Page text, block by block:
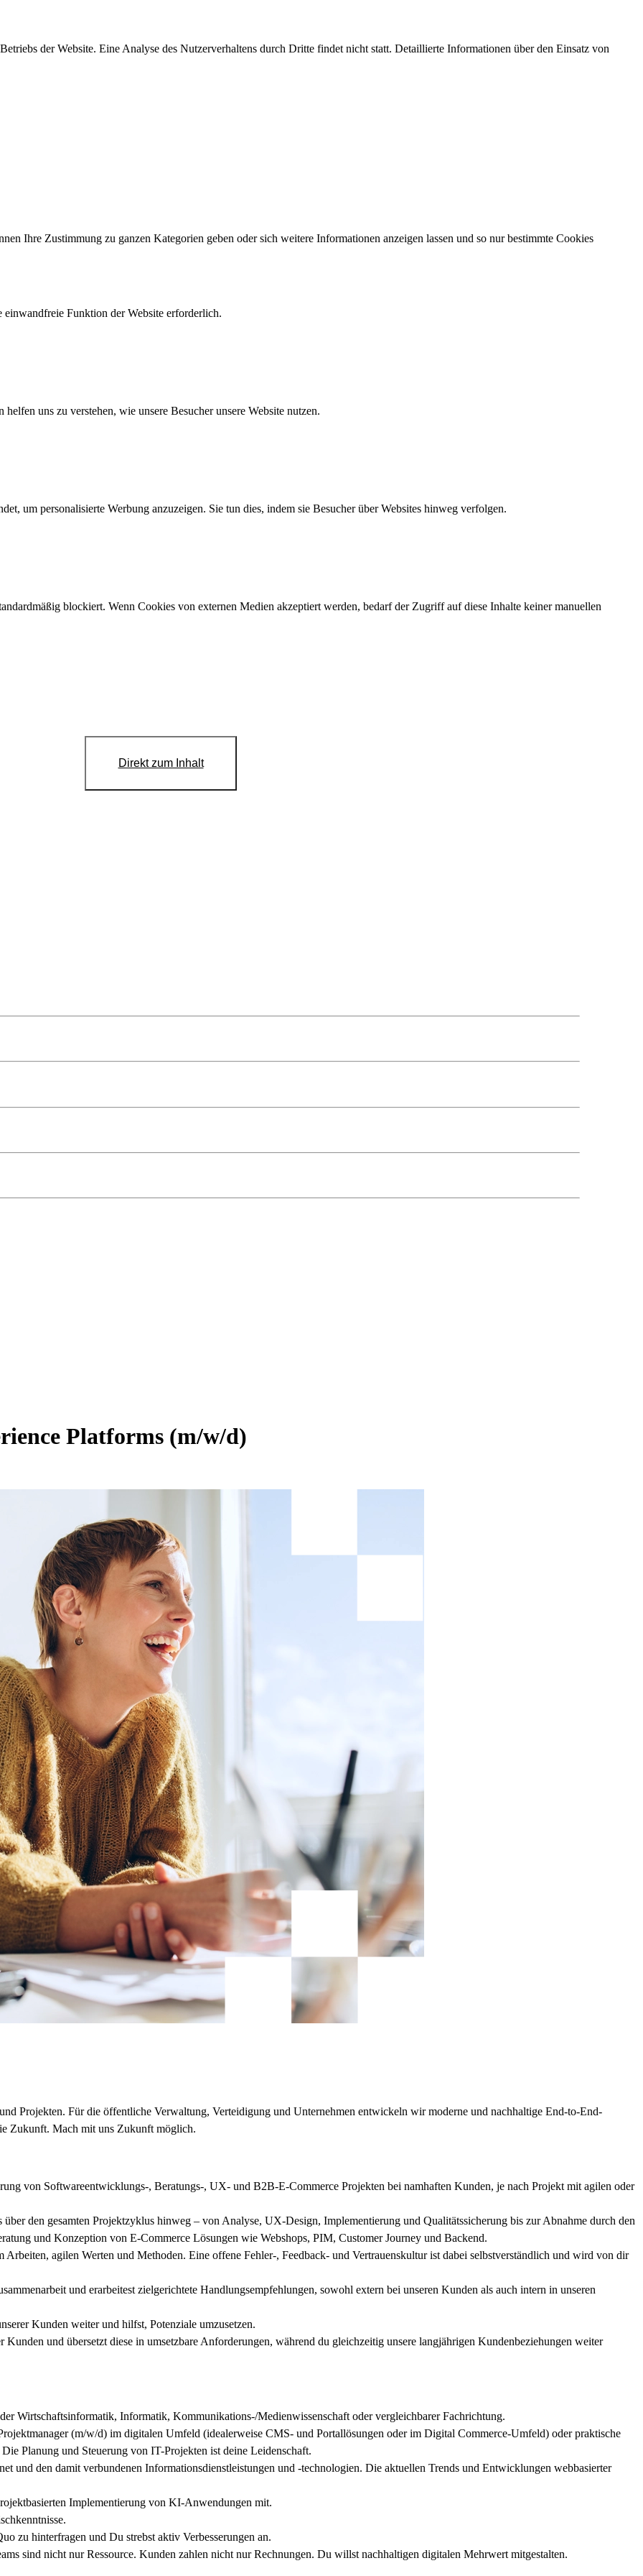
der Website. Eine Analyse des Nutzerverhaltens durch Dritte findet nicht statt. Detaillierte Informationen über den Einsatz von
Ihre Zustimmung zu ganzen Kategorien geben oder sich weitere Informationen anzeigen lassen und so nur bestimmte Cookies
Funktion der Website erforderlich.
uns zu verstehen, wie unsere Besucher unsere Website nutzen.
_pk_uid.*.*, MatomoAbTesting, matomo_sessid, mtm_consent_removed, mtm_cookie_consent, _pk_cvar.*.*
um personalisierte Werbung anzuzeigen. Sie tun dies, indem sie Besucher über Websites hinweg verfolgen.
li_mc, UID, UserMatchHistory, AnalyticsSyncHistory, lms_ads, lms_analytics
blockiert. Wenn Cookies von externen Medien akzeptiert werden, bedarf der Zugriff auf diese Inhalte keiner manuellen
New York, New York 10001, USA
Direkt zum Inhalt
Platforms (m/w/d)
Projekten. Für die öffentliche Verwaltung, Verteidigung und Unternehmen entwickeln wir moderne und nachhaltige End-to-End-
Zukunft. Mach mit uns Zukunft möglich.
von Softwareentwicklungs-, Beratungs-, UX- und B2B-E-Commerce Projekten bei namhaften Kunden, je nach Projekt mit agilen oder
den gesamten Projektzyklus hinweg – von Analyse, UX-Design, Implementierung und Qualitätssicherung bis zur Abnahme durch den
und Konzeption von E-Commerce Lösungen wie Webshops, PIM, Customer Journey und Backend.
Arbeiten, agilen Werten und Methoden. Eine offene Fehler-, Feedback- und Vertrauenskultur ist dabei selbstverständlich und wird von dir
und erarbeitest zielgerichtete Handlungsempfehlungen, sowohl extern bei unseren Kunden als auch intern in unseren
Kunden weiter und hilfst, Potenziale umzusetzen.
und übersetzt diese in umsetzbare Anforderungen, während du gleichzeitig unsere langjährigen Kundenbeziehungen weiter
Wirtschaftsinformatik, Informatik, Kommunikations-/Medienwissenschaft oder vergleichbarer Fachrichtung.
(m/w/d) im digitalen Umfeld (idealerweise CMS- und Portallösungen oder im Digital Commerce-Umfeld) oder praktische
Planung und Steuerung von IT-Projekten ist deine Leidenschaft.
und den damit verbundenen Informationsdienstleistungen und -technologien. Die aktuellen Trends und Entwicklungen webbasierter
Implementierung von KI-Anwendungen mit.
zu hinterfragen und Du strebst aktiv Verbesserungen an.
sind nicht nur Ressource. Kunden zahlen nicht nur Rechnungen. Du willst nachhaltigen digitalen Mehrwert mitgestalten.